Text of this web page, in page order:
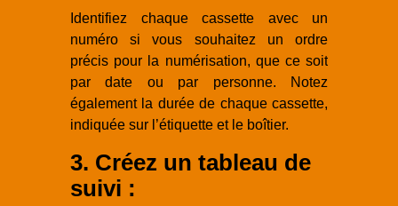
Identifiez chaque cassette avec un
numéro si vous souhaitez un ordre
précis pour la numérisation, que ce soit
par date ou par personne. Notez
également la durée de chaque cassette,
indiquée sur l’étiquette et le boîtier.
3. Créez un tableau de
suivi :